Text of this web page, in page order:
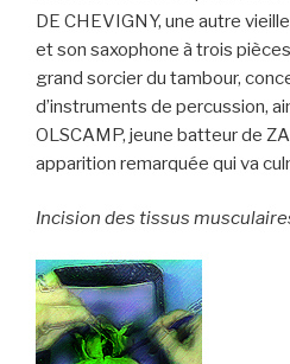
DE CHEVIGNY, une autre
et son saxophone à trois
grand sorcier du tambour,
d’instruments de percussion,
OLSCAMP, jeune batteur de
apparition remarquée qui va
Incision des tissus